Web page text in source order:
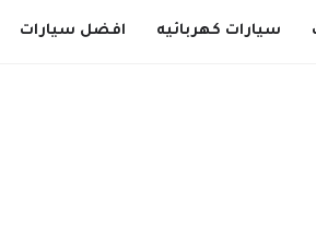
سيارات كهربائيه افضل سيارات